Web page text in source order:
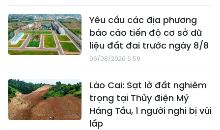
Yêu cầu các địa phương
báo cáo tiến độ cơ sở dữ
liệu đất đai trước ngày 8/8
06/08/2026 6:59
Lào Cai: Sạt lở đất nghiêm
trọng tại Thủy điện Mý
Háng Tầu, 1 người nghi bị vùi
lấp